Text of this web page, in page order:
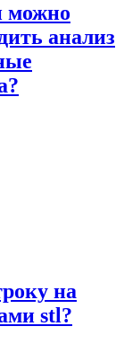
можно
анализ
на
stl?